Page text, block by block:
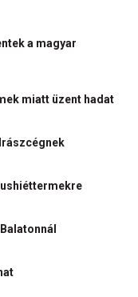
a magyar
miatt üzent hadat